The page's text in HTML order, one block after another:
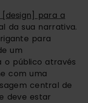
para a
da sua narrativa.
para
um
o público através
com uma
central de
deve estar